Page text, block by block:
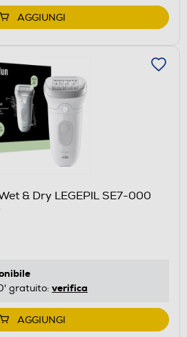
AGGIUNGI
& Dry LEGEPIL SE7-000
gratuito: verifica
AGGIUNGI